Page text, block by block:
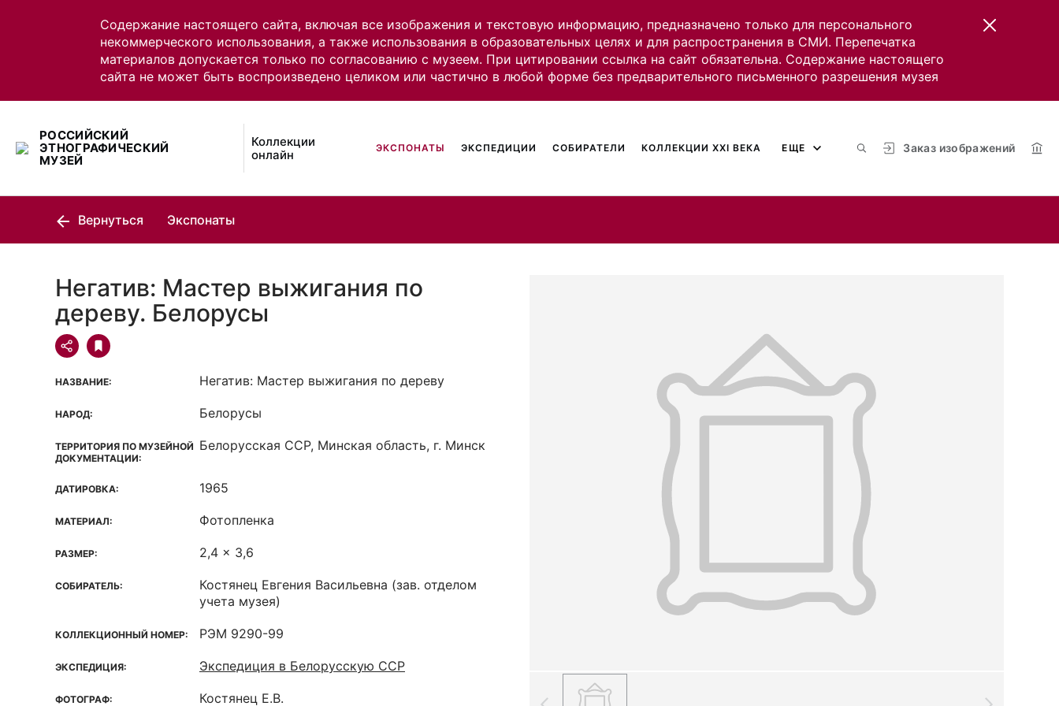
Содержание настоящего сайта, включая все изображения и текстовую информацию, предназначено только для персонального
некоммерческого использования, а также использования в образовательных целях и для распространения в СМИ. Перепечатка
материалов допускается только по согласованию с музеем. При цитировании ссылка на сайт обязательна. Содержание настоящего
сайта не может быть воспроизведено целиком или частично в любой форме без предварительного письменного разрешения музея
РОССИЙСКИЙ
ЭТНОГРАФИЧЕСКИЙ
МУЗЕЙ
Коллекции
онлайн
Заказ изображений
ЭКСПОНАТЫ ЭКСПЕДИЦИИ СОБИРАТЕЛИ КОЛЛЕКЦИИ XXI ВЕКА ЕЩЕ
Вернуться Экспонаты
Негатив: Мастер выжигания по
дереву. Белорусы
НАЗВАНИЕ: Негатив: Мастер выжигания по дереву
НАРОД: Белорусы
ТЕРРИТОРИЯ ПО МУЗЕЙНОЙ
ДОКУМЕНТАЦИИ:
Белорусская ССР, Минская область, г. Минск
ДАТИРОВКА: 1965
МАТЕРИАЛ: Фотопленка
РАЗМЕР: 2,4 x 3,6
СОБИРАТЕЛЬ: Костянец Евгения Васильевна (зав. отделом
учета музея)
КОЛЛЕКЦИОННЫЙ НОМЕР: РЭМ 9290-99
ЭКСПЕДИЦИЯ: Экспедиция в Белорусскую ССР
ФОТОГРАФ: Костянец Е.В.